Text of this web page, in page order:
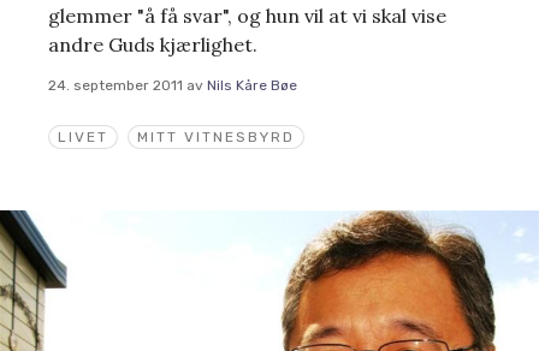
LIVET MITT VITNESBYRD
glemmer "å få svar", og hun vil at vi skal vise
andre Guds kjærlighet.
24. september 2011 av Nils Kåre Bøe